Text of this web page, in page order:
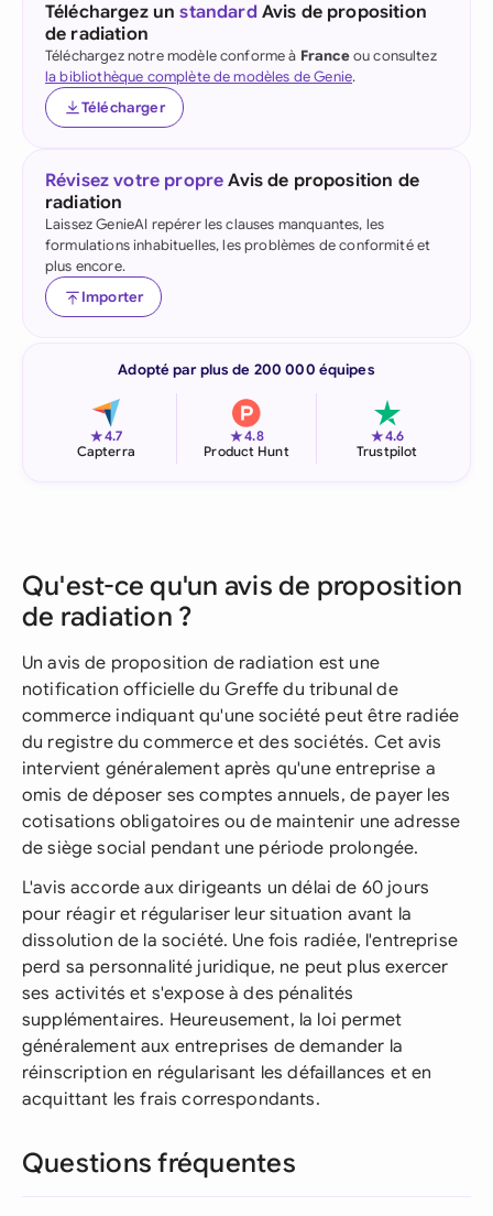
Téléchargez unstandardAvis de proposition
de radiation
Téléchargez notre modèle conforme à Franceou consultez
la bibliothèque complète de modèles de Genie.
Télécharger
Révisez votre propre Avis de proposition de
radiation
Laissez GenieAI repérer les clauses manquantes, les
formulations inhabituelles, les problèmes de conformité et
plus encore.
Importer
Adopté par plus de 200 000 équipes
★4.7
Capterra
★4.8
Product Hunt
★4.6
Trustpilot
Qu'est-ce qu'un avis de proposition
de radiation ?
Un avis de proposition de radiation est une
notification officielle du Greffe du tribunal de
commerce indiquant qu'une société peut être radiée
du registre du commerce et des sociétés. Cet avis
intervient généralement après qu'une entreprise a
omis de déposer ses comptes annuels, de payer les
cotisations obligatoires ou de maintenir une adresse
de siège social pendant une période prolongée.
L'avis accorde aux dirigeants un délai de 60 jours
pour réagir et régulariser leur situation avant la
dissolution de la société. Une fois radiée, l'entreprise
perd sa personnalité juridique, ne peut plus exercer
ses activités et s'expose à des pénalités
supplémentaires. Heureusement, la loi permet
généralement aux entreprises de demander la
réinscription en régularisant les défaillances et en
acquittant les frais correspondants.
Questions fréquentes